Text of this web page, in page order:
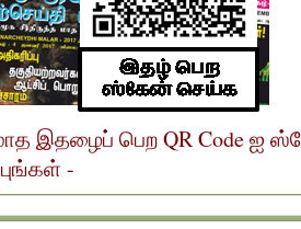
இதழைப் பெற QR Code ஐ
-